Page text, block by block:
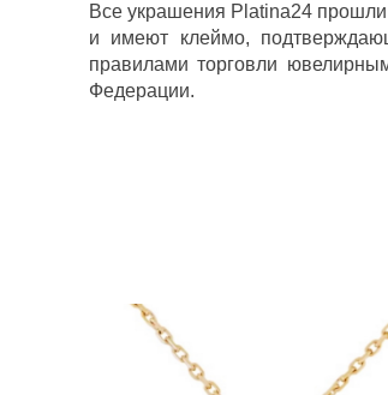
Все украшения Platina24 прошли
и имеют клеймо,
правилами торговли
Федерации.